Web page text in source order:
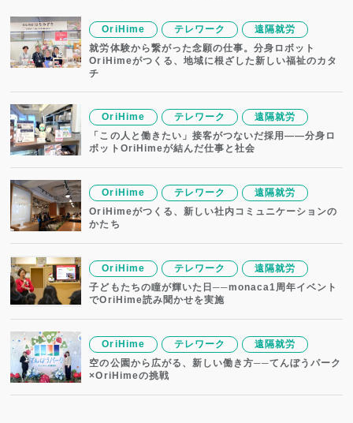
OriHime テレワーク
遠隔就労
就労体験から繋がった念願の仕事。分身ロボット
OriHimeがつくる、地域に根ざした新しい福祉のカタ
チ
OriHime テレワーク
遠隔就労
「この人と働きたい」接客がつないだ採用——分身ロ
ボットOriHimeが結んだ仕事と社会
OriHime テレワーク
遠隔就労
OriHimeがつくる、新しい社内コミュニケーションの
かたち
OriHime テレワーク
遠隔就労
子どもたちの瞳が輝いた日──monaca1周年イベント
でOriHime読み聞かせを実施
OriHime テレワーク
遠隔就労
空の公園から広がる、新しい働き方──てんぼうパーク
×OriHimeの挑戦